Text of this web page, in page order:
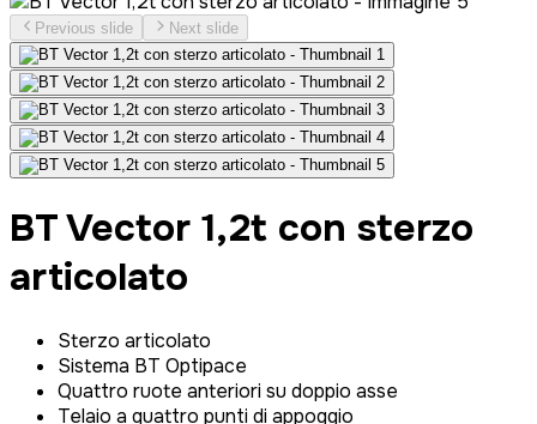
Previous slide Next slide
BT Vector 1,2t con sterzo
articolato
Sterzo articolato
Sistema BT Optipace
Quattro ruote anteriori su doppio asse
Telaio a quattro punti di appoggio